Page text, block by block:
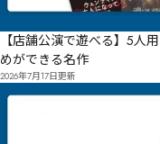
【店舗公演で遊べる】5人
めができる名作
2026年7月17日更新